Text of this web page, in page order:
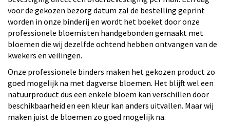
voor de gekozen bezorg datum zal de bestelling geprint
worden in onze binderij en wordt het boeket door onze
professionele bloemisten handgebonden gemaakt met
bloemen die wij dezelfde ochtend hebben ontvangen van de
kwekers en veilingen.
Onze professionele binders maken het gekozen product zo
goed mogelijk na met dagverse bloemen. Het blijft wel een
natuurproduct dus een enkele bloem kan verschillen door
beschikbaarheid en een kleur kan anders uitvallen. Maar wij
maken juist de bloemen zo goed mogelijk na.